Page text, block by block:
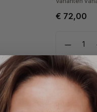
€ 72,00